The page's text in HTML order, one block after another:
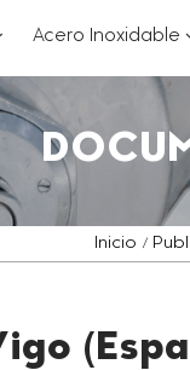
Acero Inoxidable
Inicio